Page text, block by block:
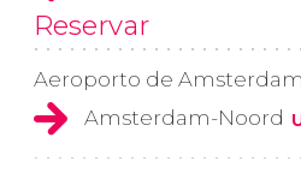
Reservar
Aeroporto de
Amsterdam-Noord